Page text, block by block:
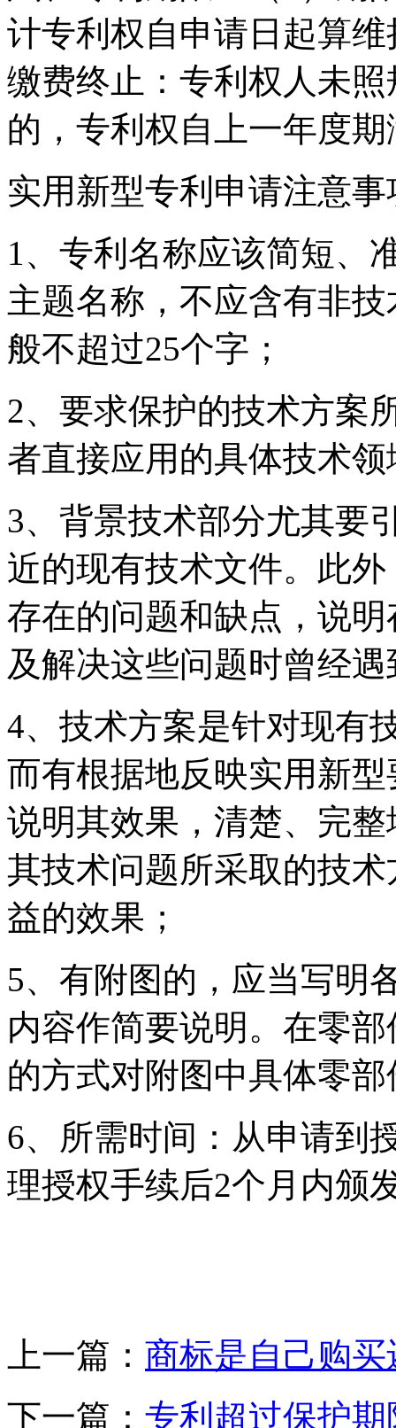
计专利权自申请日起算
缴费终止：专利权人未
的，专利权自上一年度
实用新型专利申请注意事
1、专利名称应该简短、
主题名称，不应含有非
般不超过25个字；
2、要求保护的技术方案
者直接应用的具体技术领
3、背景技术部分尤其要
近的现有技术文件。此
存在的问题和缺点，说
及解决这些问题时曾经
4、技术方案是针对现有
而有根据地反映实用新
说明其效果，清楚、完
其技术问题所采取的技
益的效果；
5、有附图的，应当写明
内容作简要说明。在零
的方式对附图中具体零
6、所需时间：从申请到
理授权手续后2个月内颁
上一篇： 商标是自己购
下一篇： 专利超过保护